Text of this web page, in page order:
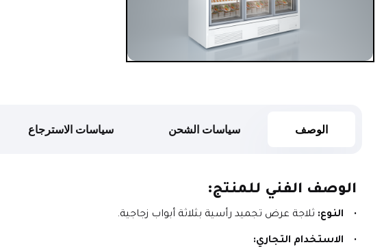
الوصف سياسات الشحن سياسات الاسترجاع
الوصف الفني للمنتج:
النوع: ثلاجة عرض تجميد رأسية بثلاثة أبواب زجاجية.
الاستخدام التجاري: